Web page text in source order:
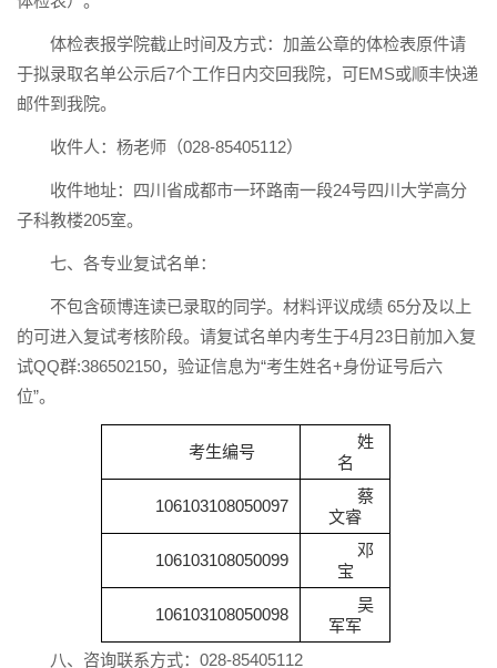
体检表报学院截止时间及方式：加盖公章的体检表原件请
于拟录取名单公示后7个工作日内交回我院，可EMS或顺丰快递
邮件到我院。
收件人：杨老师（028-85405112）
收件地址：四川省成都市一环路南一段24号四川大学高分
子科教楼205室。
七、各专业复试名单：
不包含硕博连读已录取的同学。材料评议成绩 65分及以上
的可进入复试考核阶段。请复试名单内考生于4月23日前加入复
试QQ群:386502150，验证信息为“考生姓名+身份证号后六
位”。
考生编号
姓
名
106103108050097
蔡
文睿
106103108050099
邓
宝
106103108050098
吴
军军
八、咨询联系方式：028-85405112